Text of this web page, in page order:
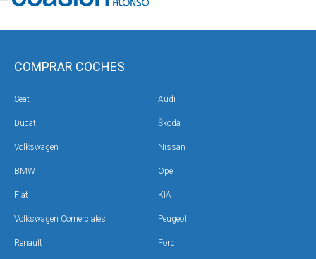
COMPRAR COCHES
Seat Audi
Ducati Škoda
Volkswagen Nissan
BMW Opel
Fiat KIA
Volkswagen Comerciales Peugeot
Renault Ford